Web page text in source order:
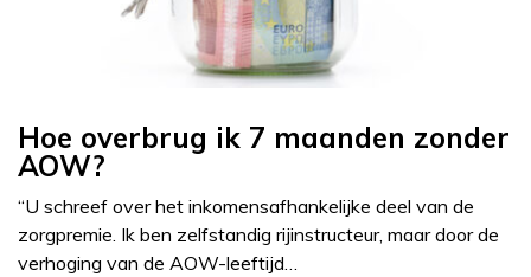
Hoe overbrug ik 7 maanden zonder
AOW?
“U schreef over het inkomensafhankelijke deel van de
zorgpremie. Ik ben zelfstandig rijinstructeur, maar door de
verhoging van de AOW-leeftijd…